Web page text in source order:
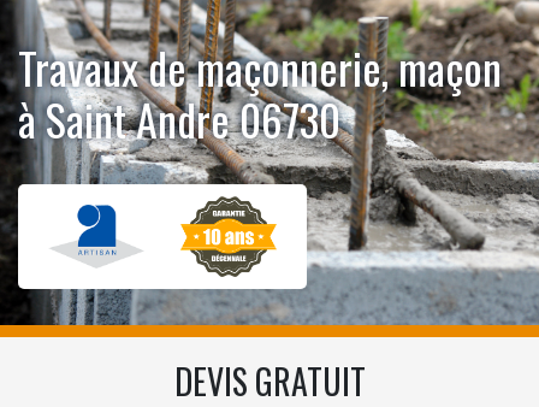
Travaux de maçonnerie, maçon
à Saint Andre 06730
DEVIS GRATUIT